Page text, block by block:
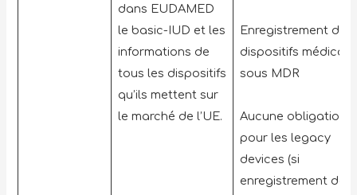
dans EUDAMED
le basic-IUD et les
informations de
tous les dispositifs
qu’ils mettent sur
le marché de l’UE.
Enregistrement des
dispositifs
sous MDR
Aucune obligation
pour les legacy
devices (si
enregistrement